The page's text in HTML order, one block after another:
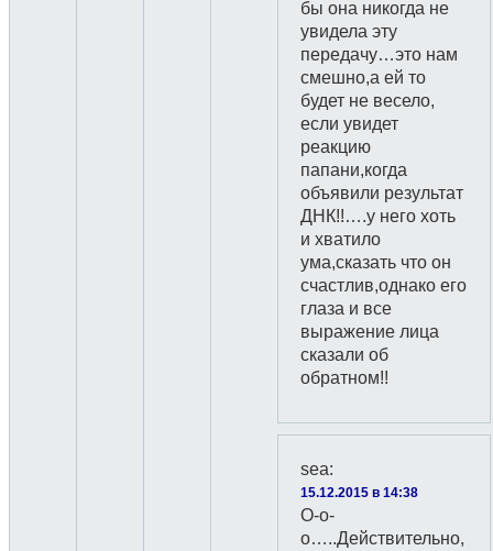
бы она никогда не
увидела эту
передачу…это нам
смешно,а ей то
будет не весело,
если увидет
реакцию
папани,когда
объявили результат
ДНК!!….у него хоть
и хватило
ума,сказать что он
счастлив,однако его
глаза и все
выражение лица
сказали об
обратном!!
sea:
15.12.2015 в 14:38
О-о-
о…..Действительно,